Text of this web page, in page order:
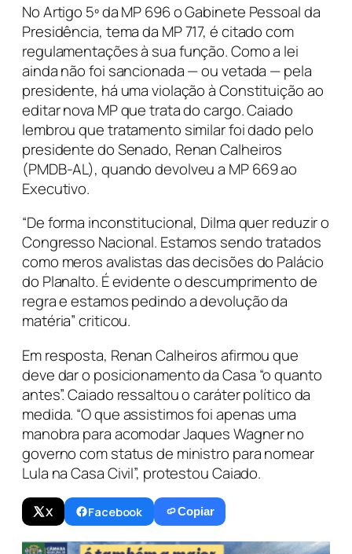
X Facebook Copiar
No Artigo 5º da MP 696 o Gabinete Pessoal da
Presidência, tema da MP 717, é citado com
regulamentações à sua função. Como a lei
ainda não foi sancionada — ou vetada — pela
presidente, há uma violação à Constituição ao
editar nova MP que trata do cargo. Caiado
lembrou que tratamento similar foi dado pelo
presidente do Senado, Renan Calheiros
(PMDB-AL), quando devolveu a MP 669 ao
Executivo.
“De forma inconstitucional, Dilma quer reduzir o
Congresso Nacional. Estamos sendo tratados
como meros avalistas das decisões do Palácio
do Planalto. É evidente o descumprimento de
regra e estamos pedindo a devolução da
matéria” criticou.
Em resposta, Renan Calheiros afirmou que
deve dar o posicionamento da Casa “o quanto
antes”. Caiado ressaltou o caráter político da
medida. “O que assistimos foi apenas uma
manobra para acomodar Jaques Wagner no
governo com status de ministro para nomear
Lula na Casa Civil”, protestou Caiado.